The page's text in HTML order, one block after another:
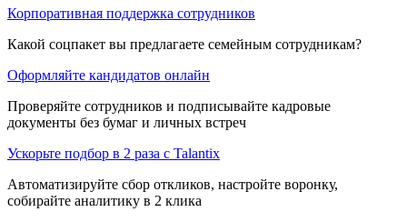
Корпоративная поддержка сотрудников
Какой соцпакет вы предлагаете семейным сотрудникам?
Оформляйте кандидатов онлайн
Проверяйте сотрудников и подписывайте кадровые
документы без бумаг и личных встреч
Ускорьте подбор в 2 раза с Talantix
Автоматизируйте сбор откликов, настройте воронку,
собирайте аналитику в 2 клика